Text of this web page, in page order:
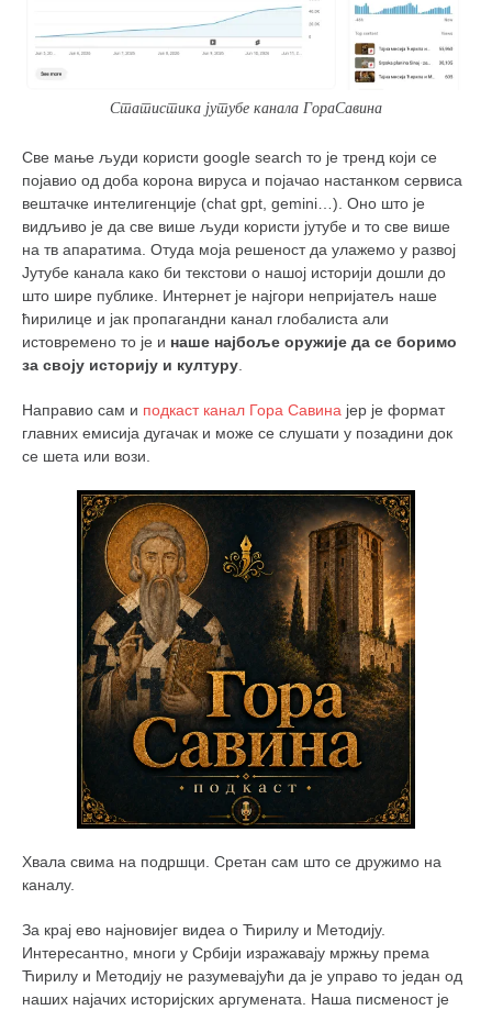
кушанку
темашивари
нунчаку
бо
тонфа
саи
тимбеи рочин
тсунами дојо
снимци наступа
галерија клуба
чланарина
контакт
бесплатна е-књига
термини тренинга
моја прича
моја прича
фотке
контакт
Статистика јутубе канала ГораСавина
Све мање људи користи google search то је тренд који се
појавио од доба корона вируса и појачао настанком сервиса
вештачке интелигенције (chat gpt, gemini…). Оно што је
видљиво је да све више људи користи јутубе и то све више
на тв апаратима. Отуда моја решеност да улажемо у развој
Јутубе канала како би текстови о нашој историји дошли до
што шире публике. Интернет је најгори непријатељ наше
ћирилице и јак пропагандни канал глобалиста али
истовремено то је и наше најбоље оружије да се боримо
за своју историју и културу
Направио сам и подкаст канал Гора Савина јер је формат
главних емисија дугачак и може се слушати у позадини док
се шета или вози.
Хвала свима на подршци. Сретан сам што се дружимо на
каналу.
За крај ево најновијег видеа о Ћирилу и Методију.
Интересантно, многи у Србији изражавају мржњу према
Ћирилу и Методију не разумевајући да је управо то један од
наших најачих историјских аргумената. Наша писменост је